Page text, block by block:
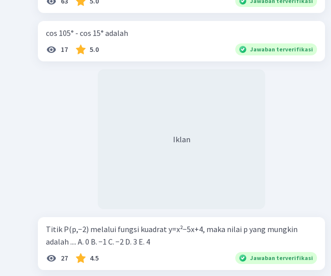
{\text{Panjang kotak susu}} \times \frac{\text{Panjang sisi kubus}}
{\text{Lebar kotak susu}} \times \frac{\text{Panjang sisi kubus}}
Jumlah kotak susu maksimum = $1280$
cos 105° - cos 15° adalah
17 5.0 Jawaban terverifikasi
Iklan
Titik P(p,−2) melalui fungsi kuadrat y=x²−5x+4, maka nilai p yang mungkin
adalah .... A. 0 B. −1 C. −2 D. 3 E. 4
27 4.5 Jawaban terverifikasi